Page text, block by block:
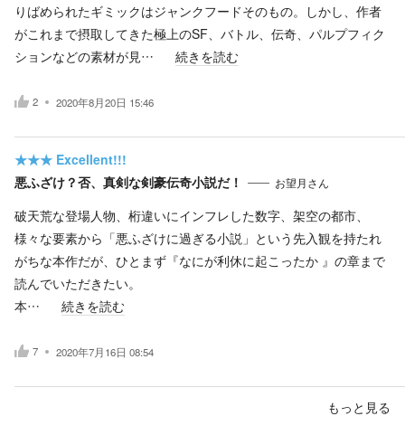
りばめられたギミックはジャンクフードそのもの。しかし、作者
がこれまで摂取してきた極上のSF、バトル、伝奇、パルプフィク
ションなどの素材が見…
続きを読む
2 2020年8月20日 15:46
★★★ Excellent!!!
悪ふざけ？否、真剣な剣豪伝奇小説だ！
お望月さん
破天荒な登場人物、桁違いにインフレした数字、架空の都市、
様々な要素から「悪ふざけに過ぎる小説」という先入観を持たれ
がちな本作だが、ひとまず『なにが利休に起こったか 』の章まで
読んでいただきたい。
本…
続きを読む
7 2020年7月16日 08:54
もっと見る